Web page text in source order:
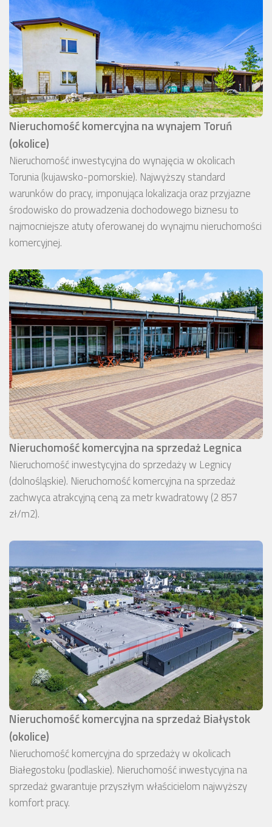
Nieruchomość komercyjna na wynajem Toruń
(okolice)
Nieruchomość inwestycyjna do wynajęcia w okolicach
Torunia (kujawsko-pomorskie). Najwyższy standard
warunków do pracy, imponująca lokalizacja oraz przyjazne
środowisko do prowadzenia dochodowego biznesu to
najmocniejsze atuty oferowanej do wynajmu nieruchomości
komercyjnej.
Nieruchomość komercyjna na sprzedaż Legnica
Nieruchomość inwestycyjna do sprzedaży w Legnicy
(dolnośląskie). Nieruchomość komercyjna na sprzedaż
zachwyca atrakcyjną ceną za metr kwadratowy (2 857
zł/m2).
Nieruchomość komercyjna na sprzedaż Białystok
(okolice)
Nieruchomość komercyjna do sprzedaży w okolicach
Białegostoku (podlaskie). Nieruchomość inwestycyjna na
sprzedaż gwarantuje przyszłym właścicielom najwyższy
komfort pracy.